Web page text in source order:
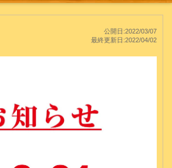
公開日:2022/03/07
最終更新日:2022/04/02